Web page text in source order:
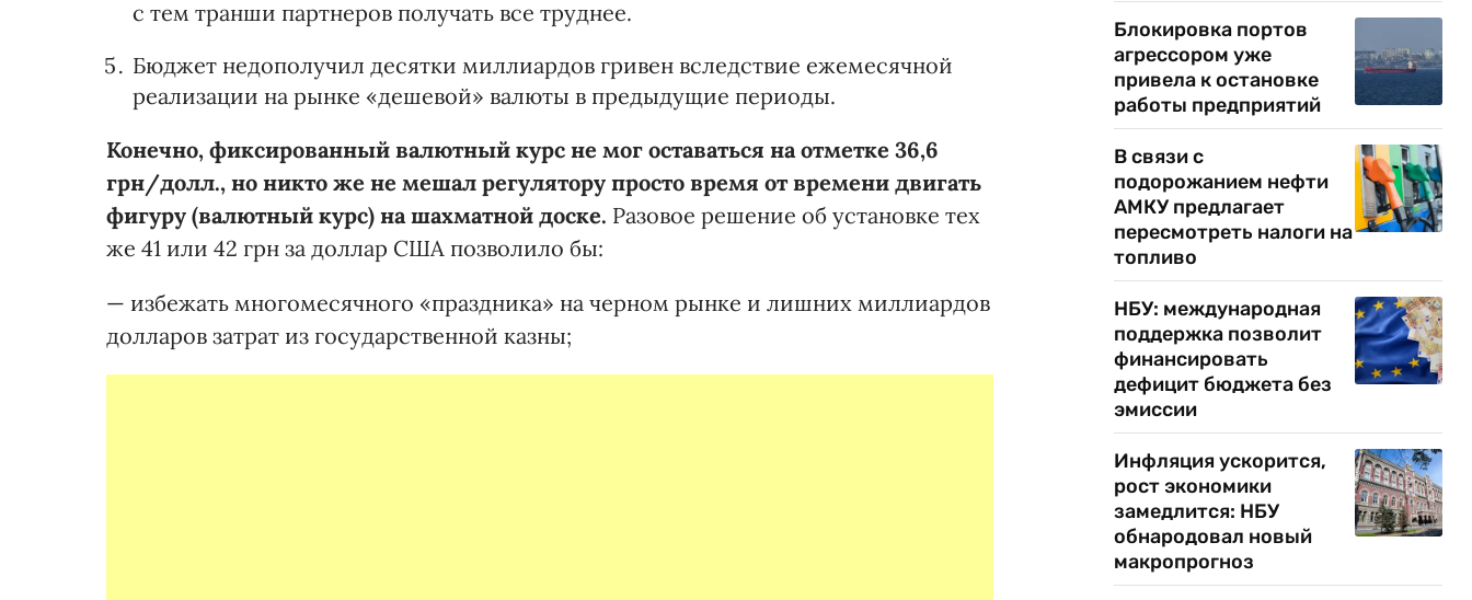
с тем транши партнеров получать все труднее.
Бюджет недополучил десятки миллиардов гривен вследствие ежемесячной
реализации на рынке «дешевой» валюты в предыдущие периоды.
Конечно, фиксированный валютный курс не мог оставаться на отметке 36,6
грн/долл., но никто же не мешал регулятору просто время от времени двигать
фигуру (валютный курс) на шахматной доске. Разовое решение об установке тех
же 41 или 42 грн за доллар США позволило бы:
— избежать многомесячного «праздника» на черном рынке и лишних миллиардов
долларов затрат из государственной казны;
Блокировка портов
агрессором уже
привела к остановке
работы предприятий
В связи с
подорожанием нефти
АМКУ предлагает
пересмотреть налоги на
топливо
НБУ: международная
поддержка позволит
финансировать
дефицит бюджета без
эмиссии
Инфляция ускорится,
рост экономики
замедлится: НБУ
обнародовал новый
макропрогноз